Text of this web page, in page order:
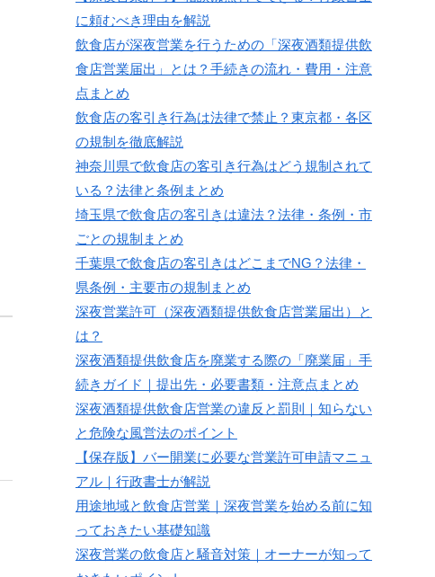
に頼むべき理由を解説
飲食店が深夜営業を行うための「深夜酒類提供飲
食店営業届出」とは？手続きの流れ・費用・注意
点まとめ
飲食店の客引き行為は法律で禁止？東京都・各区
の規制を徹底解説
神奈川県で飲食店の客引き行為はどう規制されて
いる？法律と条例まとめ
埼玉県で飲食店の客引きは違法？法律・条例・市
ごとの規制まとめ
千葉県で飲食店の客引きはどこまでNG？法律・
県条例・主要市の規制まとめ
深夜営業許可（深夜酒類提供飲食店営業届出）と
は？
深夜酒類提供飲食店を廃業する際の「廃業届」手
続きガイド｜提出先・必要書類・注意点まとめ
深夜酒類提供飲食店営業の違反と罰則｜知らない
と危険な風営法のポイント
【保存版】バー開業に必要な営業許可申請マニュ
アル｜行政書士が解説
用途地域と飲食店営業｜深夜営業を始める前に知
っておきたい基礎知識
深夜営業の飲食店と騒音対策｜オーナーが知って